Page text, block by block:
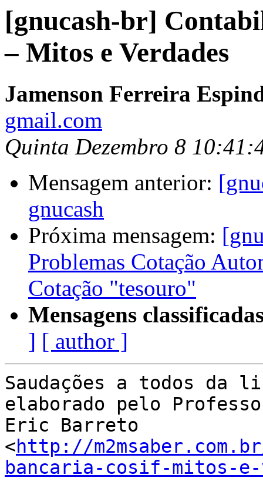
[gnucash-br]
– Mitos e Verdades
Jamenson Ferreira
gmail.com
Quinta Dezembro 8
Mensagem anterior:
gnucash
Próxima mensagem:
Problemas Cotação
Cotação "tesouro"
Mensagens
] [ author ]
Saudações a todos da
elaborado pelo
Eric Barreto
<http://
bancaria-cosif-mitos-e-